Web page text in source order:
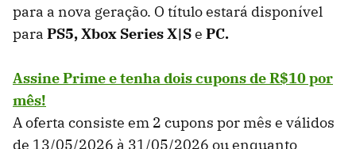
para a nova geração. O título estará disponível
para PS5, Xbox Series X|Se PC.
Assine Prime e tenha dois cupons de R$10 por
mês!
A oferta consiste em 2 cupons por mês e válidos
de 13/05/2026 à 31/05/2026 ou enquanto